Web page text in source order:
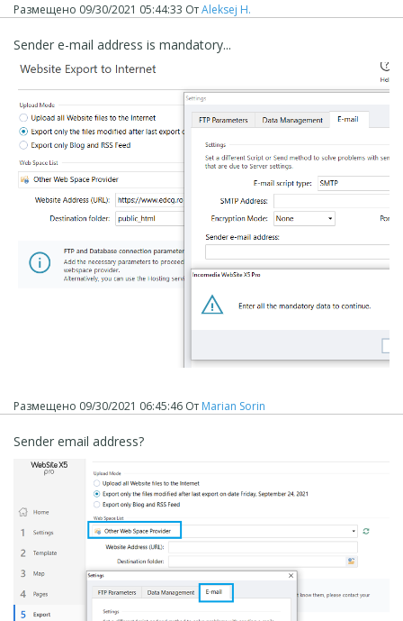
Размещено 09/30/2021 05:44:33 ОтAleksej H.
Sender e-mail address is mandatory...
Размещено 09/30/2021 06:45:46 От Marian Sorin
Sender email address?